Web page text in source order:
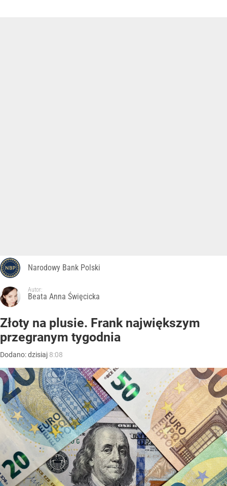
Narodowy Bank Polski
Autor:
Beata Anna Święcicka
Złoty na plusie. Frank największym
przegranym tygodnia
Dodano:dzisiaj 8:08